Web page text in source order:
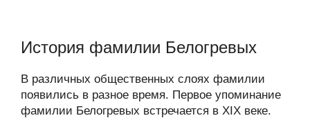
История фамилии Белогревых
В различных общественных слоях фамилии
появились в разное время. Первое упоминание
фамилии Белогревых встречается в XIX веке.